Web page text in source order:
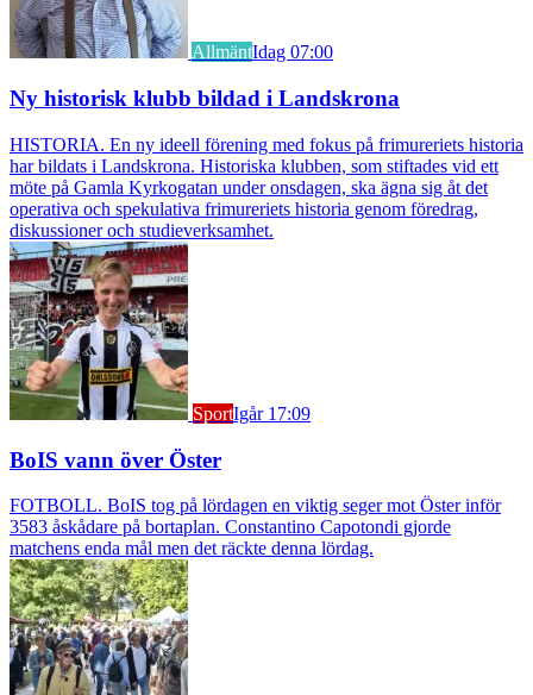
AllmäntIdag 07:00
Ny historisk klubb bildad i Landskrona
HISTORIA. En ny ideell förening med fokus på frimureriets historia
har bildats i Landskrona. Historiska klubben, som stiftades vid ett
möte på Gamla Kyrkogatan under onsdagen, ska ägna sig åt det
operativa och spekulativa frimureriets historia genom föredrag,
diskussioner och studieverksamhet.
SportIgår 17:09
BoIS vann över Öster
FOTBOLL. BoIS tog på lördagen en viktig seger mot Öster inför
3583 åskådare på bortaplan. Constantino Capotondi gjorde
matchens enda mål men det räckte denna lördag.